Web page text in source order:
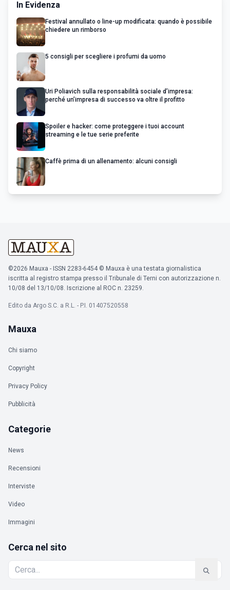
In Evidenza
Festival annullato o line-up modificata: quando è possibile
chiedere un rimborso
5 consigli per scegliere i profumi da uomo
Uri Poliavich sulla responsabilità sociale d’impresa:
perché un’impresa di successo va oltre il profitto
Spoiler e hacker: come proteggere i tuoi account
streaming e le tue serie preferite
Caffè prima di un allenamento: alcuni consigli
©2026 Mauxa - ISSN 2283-6454 © Mauxa è una testata giornalistica
iscritta al registro stampa presso il Tribunale di Terni con autorizzazione n.
10/08 del 13/10/08. Iscrizione al ROC n. 23259.
Edito da Argo S.C. a R.L. - P.I. 01407520558
Mauxa
Chi siamo
Copyright
Privacy Policy
Pubblicità
Categorie
News
Recensioni
Interviste
Video
Immagini
Cerca nel sito